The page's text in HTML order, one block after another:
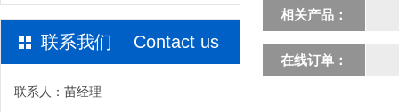
联系我们 Contact us
联系人：苗经理
相关产品：
在线订单：